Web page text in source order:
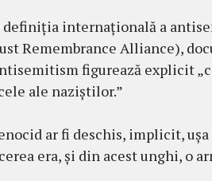
definiția internațională a
Remembrance Alliance),
figurează explicit
ale naziștilor.”
ar fi deschis, implicit,
era, și din acest unghi, o